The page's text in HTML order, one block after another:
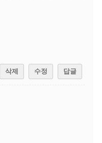
삭제 수정 답글